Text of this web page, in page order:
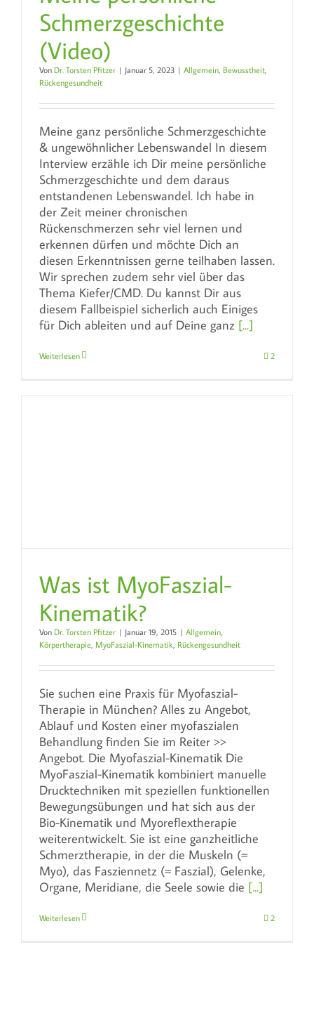
Schmerzgeschichte
(Video)
Von Dr. Torsten Pfitzer | Januar 5, 2023 | Allgemein Bewusstheit
Rückengesundheit
Meine ganz persönliche Schmerzgeschichte
& ungewöhnlicher Lebenswandel In diesem
Interview erzähle ich Dir meine persönliche
Schmerzgeschichte und dem daraus
entstandenen Lebenswandel. Ich habe in
der Zeit meiner chronischen
Rückenschmerzen sehr viel lernen und
erkennen dürfen und möchte Dich an
diesen Erkenntnissen gerne teilhaben lassen.
Wir sprechen zudem sehr viel über das
Thema Kiefer/CMD. Du kannst Dir aus
diesem Fallbeispiel sicherlich auch Einiges
für Dich ableiten und auf Deine ganz [...]
Weiterlesen 2
Was ist MyoFaszial-
Kinematik?
Von Dr. Torsten Pfitzer | Januar 19, 2015 | Allgemein
Körpertherapie MyoFaszial-Kinematik Rückengesundheit
Sie suchen eine Praxis für Myofaszial-
Therapie in München? Alles zu Angebot,
Ablauf und Kosten einer myofaszialen
Behandlung finden Sie im Reiter >>
Angebot. Die Myofaszial-Kinematik Die
MyoFaszial-Kinematik kombiniert manuelle
Drucktechniken mit speziellen funktionellen
Bewegungsübungen und hat sich aus der
Bio-Kinematik und Myoreflextherapie
weiterentwickelt. Sie ist eine ganzheitliche
Schmerztherapie, in der die Muskeln (=
Myo), das Fasziennetz (= Faszial), Gelenke,
Organe, Meridiane, die Seele sowie die [...]
Weiterlesen 2